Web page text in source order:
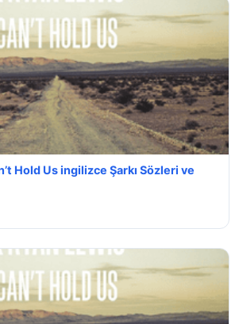
Hold Us ingilizce Şarkı Sözleri ve